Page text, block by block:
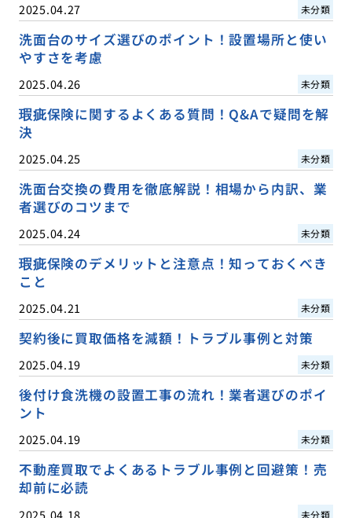
2025.04.27 未分類
洗面台のサイズ選びのポイント！設置場所と使い
やすさを考慮
2025.04.26 未分類
瑕疵保険に関するよくある質問！Q&Aで疑問を解
決
2025.04.25 未分類
洗面台交換の費用を徹底解説！相場から内訳、業
者選びのコツまで
2025.04.24 未分類
瑕疵保険のデメリットと注意点！知っておくべき
こと
2025.04.21 未分類
契約後に買取価格を減額！トラブル事例と対策
2025.04.19 未分類
後付け食洗機の設置工事の流れ！業者選びのポイ
ント
2025.04.19 未分類
不動産買取でよくあるトラブル事例と回避策！売
却前に必読
2025.04.18 未分類